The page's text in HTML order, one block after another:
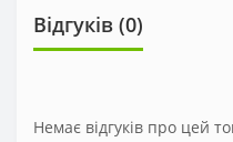
Відгуків (0)
Немає відгуків про цей